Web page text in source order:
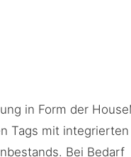
in Form der
Tags mit integrierten
Bei Bedarf